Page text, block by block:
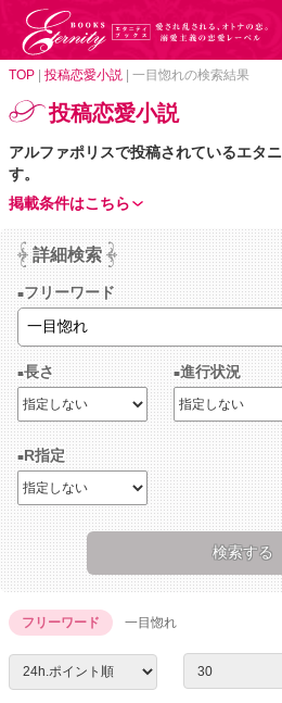
TOP 投稿恋愛小説 一目惚れの検索結果
投稿恋愛小説
アルファポリスで投稿されているエタ
す。
掲載条件はこちら
詳細検索
フリーワード
長さ 進行状況
R指定
フリーワード 一目惚れ